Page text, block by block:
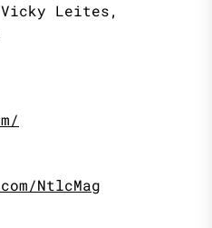
Leites,
NtlcMag